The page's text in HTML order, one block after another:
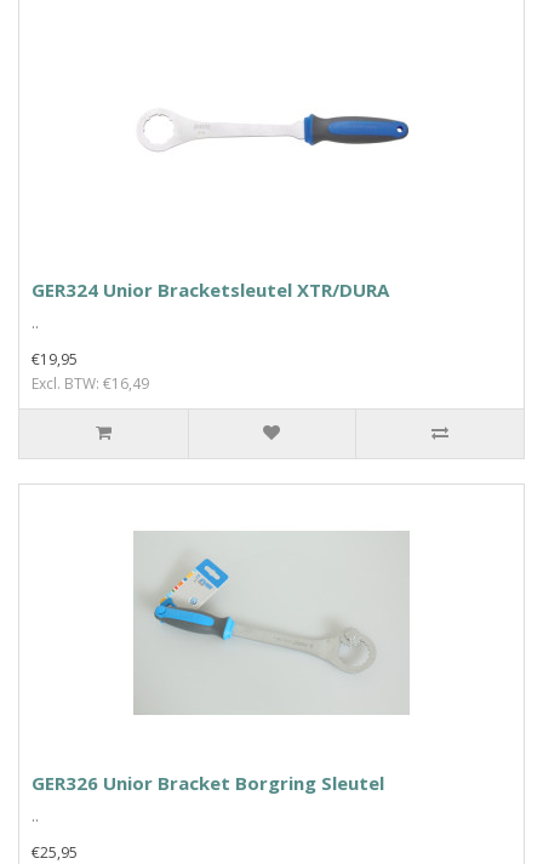
GER324 Unior Bracketsleutel XTR/DURA
..
€19,95
Excl. BTW: €16,49
GER326 Unior Bracket Borgring Sleutel
..
€25,95